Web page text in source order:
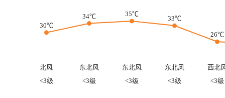
30℃
34℃ 35℃
33℃
26℃
北风 东北风 东北风 东北风
西北
<3级
<3级 <3级 <3级 <3级